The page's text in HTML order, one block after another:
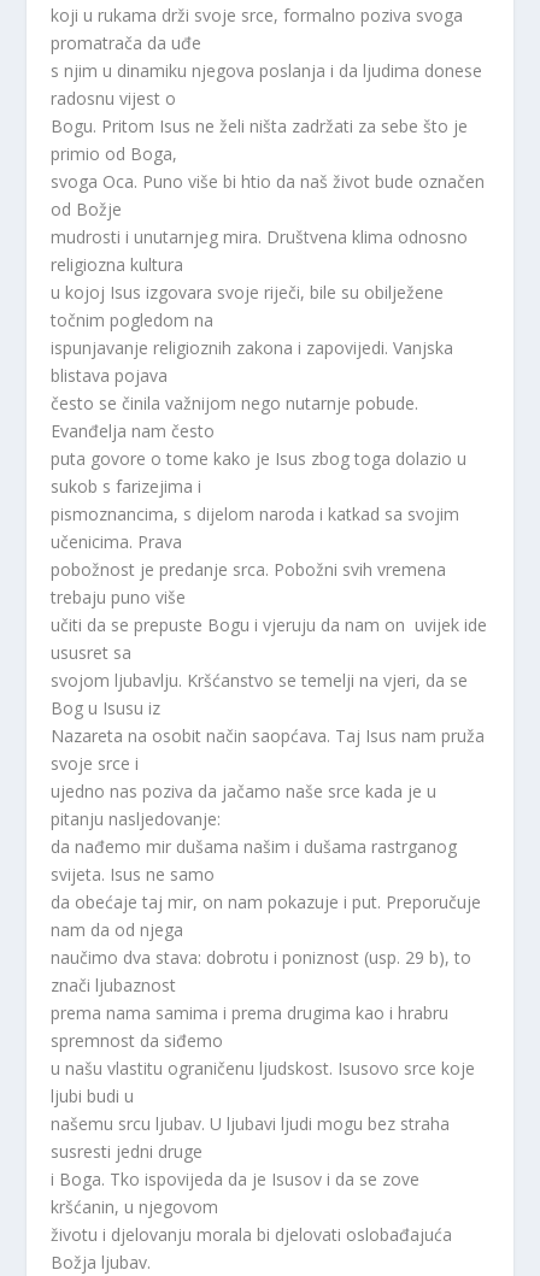
koji u rukama drži svoje srce, formalno poziva svoga
promatrača da uđe
s njim u dinamiku njegova poslanja i da ljudima donese
radosnu vijest o
Bogu. Pritom Isus ne želi ništa zadržati za sebe što je
primio od Boga,
svoga Oca. Puno više bi htio da naš život bude označen
od Božje
mudrosti i unutarnjeg mira. Društvena klima odnosno
religiozna kultura
u kojoj Isus izgovara svoje riječi, bile su obilježene
točnim pogledom na
ispunjavanje religioznih zakona i zapovijedi. Vanjska
blistava pojava
često se činila važnijom nego nutarnje pobude.
Evanđelja nam često
puta govore o tome kako je Isus zbog toga dolazio u
sukob s farizejima i
pismoznancima, s dijelom naroda i katkad sa svojim
učenicima. Prava
pobožnost je predanje srca. Pobožni svih vremena
trebaju puno više
učiti da se prepuste Bogu i vjeruju da nam on uvijek ide
ususret sa
svojom ljubavlju. Kršćanstvo se temelji na vjeri, da se
Bog u Isusu iz
Nazareta na osobit način saopćava. Taj Isus nam pruža
svoje srce i
ujedno nas poziva da jačamo naše srce kada je u
pitanju nasljedovanje:
da nađemo mir dušama našim i dušama rastrganog
svijeta. Isus ne samo
da obećaje taj mir, on nam pokazuje i put. Preporučuje
nam da od njega
naučimo dva stava: dobrotu i poniznost (usp. 29 b), to
znači ljubaznost
prema nama samima i prema drugima kao i hrabru
spremnost da siđemo
u našu vlastitu ograničenu ljudskost. Isusovo srce koje
ljubi budi u
našemu srcu ljubav. U ljubavi ljudi mogu bez straha
susresti jedni druge
i Boga. Tko ispovijeda da je Isusov i da se zove
kršćanin, u njegovom
životu i djelovanju morala bi djelovati oslobađajuća
Božja ljubav.